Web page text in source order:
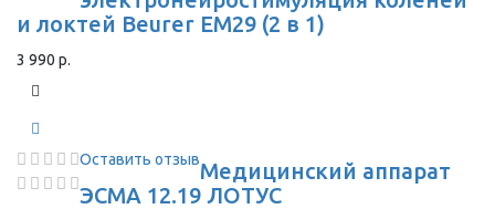
и локтей Beurer EM29 (2 в 1)
3 990 р.
Оставить отзывМедицинский аппарат
ЭСМА 12.19 ЛОТУС